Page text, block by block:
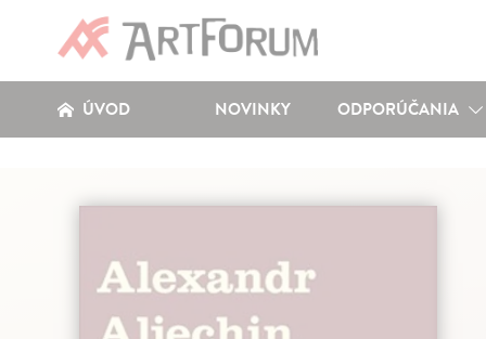
ÚVOD NOVINKY ODPORÚČANIA